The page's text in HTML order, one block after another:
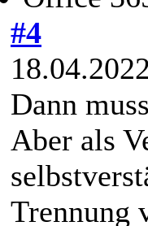
#4
Dann
Aber als
Trennung